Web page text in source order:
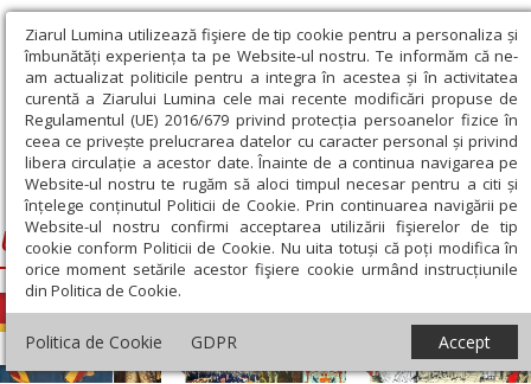
Ziarul Lumina utilizează fişiere de tip cookie pentru a personaliza și
îmbunătăți experiența ta pe Website-ul nostru. Te informăm că ne-
am actualizat politicile pentru a integra în acestea și în activitatea
curentă a Ziarului Lumina cele mai recente modificări propuse de
Regulamentul (UE) 2016/679 privind protecția persoanelor fizice în
ceea ce privește prelucrarea datelor cu caracter personal și privind
libera circulație a acestor date. Înainte de a continua navigarea pe
Website-ul nostru te rugăm să aloci timpul necesar pentru a citi și
înțelege conținutul Politicii de Cookie. Prin continuarea navigării pe
Website-ul nostru confirmi acceptarea utilizării fişierelor de tip
cookie conform Politicii de Cookie. Nu uita totuși că poți modifica în
orice moment setările acestor fişiere cookie urmând instrucțiunile
din Politica de Cookie.
Politica de Cookie GDPR Accept
Ziarul Lumina › Unirea Principatelor
Unirea Principatelor
Historica Documentar Documentar